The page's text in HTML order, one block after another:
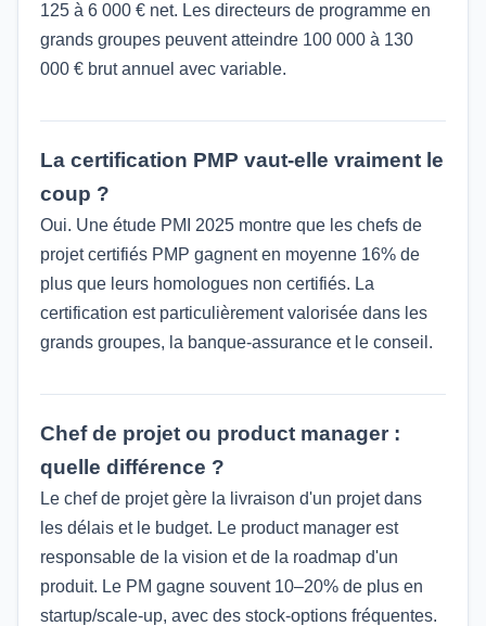
125 à 6 000 € net. Les directeurs de programme en
grands groupes peuvent atteindre 100 000 à 130
000 € brut annuel avec variable.
La certification PMP vaut-elle vraiment le
coup ?
Oui. Une étude PMI 2025 montre que les chefs de
projet certifiés PMP gagnent en moyenne 16% de
plus que leurs homologues non certifiés. La
certification est particulièrement valorisée dans les
grands groupes, la banque-assurance et le conseil.
Chef de projet ou product manager :
quelle différence ?
Le chef de projet gère la livraison d'un projet dans
les délais et le budget. Le product manager est
responsable de la vision et de la roadmap d'un
produit. Le PM gagne souvent 10–20% de plus en
startup/scale-up, avec des stock-options fréquentes.